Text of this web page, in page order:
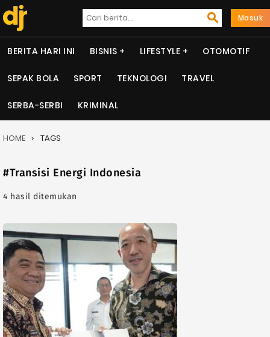
Masuk
BERITA HARI INI BISNIS LIFESTYLE OTOMOTIF
SEPAK BOLA SPORT TEKNOLOGI TRAVEL
SERBA-SERBI KRIMINAL
HOME TAGS
#Transisi Energi Indonesia
4 hasil ditemukan